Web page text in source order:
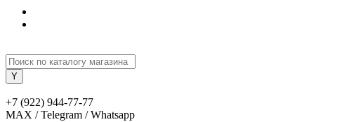
+7 (922) 944-77-77
MAX / Telegram / Whatsapp